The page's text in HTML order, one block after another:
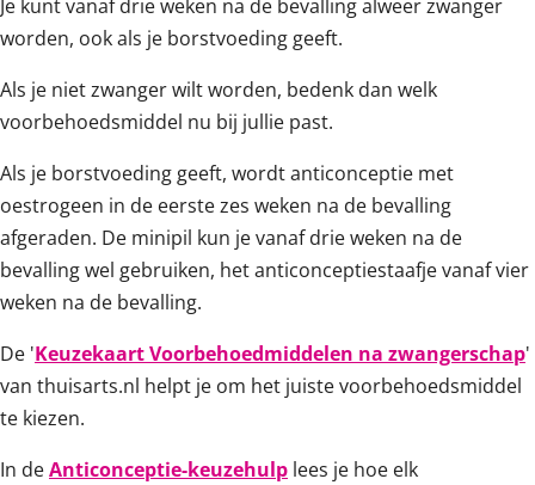
Je kunt vanaf drie weken na de bevalling alweer zwanger
worden, ook als je borstvoeding geeft.
Als je niet zwanger wilt worden, bedenk dan welk
voorbehoedsmiddel nu bij jullie past.
Als je borstvoeding geeft, wordt anticonceptie met
oestrogeen in de eerste zes weken na de bevalling
afgeraden. De minipil kun je vanaf drie weken na de
bevalling wel gebruiken, het anticonceptiestaafje vanaf vier
weken na de bevalling.
De 'Keuzekaart Voorbehoedmiddelen na zwangerschap'
van thuisarts.nl helpt je om het juiste voorbehoedsmiddel
te kiezen.
In deAnticonceptie-keuzehulp lees je hoe elk